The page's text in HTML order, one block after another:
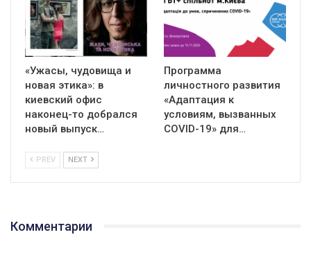
«Ужасы, чудовища и
новая этика»: в
киевский офис
наконец-то добрался
новый выпуск…
Программа
личностного развития
«Адаптация к
условиям, вызванных
СOVID-19» для…
PREV NEXT
Комментарии